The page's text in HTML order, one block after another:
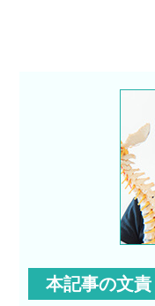
本記事の文責